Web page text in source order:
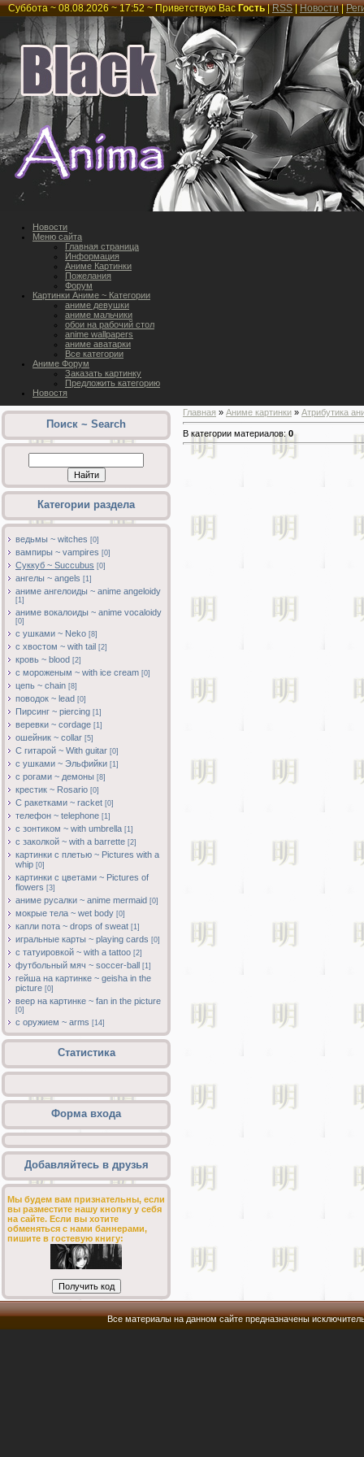
Суббота ~ 08.08.2026 ~ 17:52 ~Приветствую Вас Гость|RSS|Новости|
Новости
Меню сайта
Главная страница
Информация
Аниме Картинки
Пожелания
Форум
Картинки Аниме ~ Категории
аниме девушки
аниме мальчики
обои на рабочий стол
anime wallpapers
аниме аватарки
Все категории
Аниме Форум
Заказать картинку
Предложить категорию
Новостя
Поиск ~ Search
Категории раздела
ведьмы ~ witches [0]
вампиры ~ vampires [0]
Суккуб ~ Succubus [0]
ангелы ~ angels [1]
аниме ангелоиды ~ anime angeloidy
[1]
аниме вокалоиды ~ anime vocaloidy
[0]
с ушками ~ Neko [8]
с хвостом ~ with tail [2]
кровь ~ blood [2]
с мороженым ~ with ice cream [0]
цепь ~ chain [8]
поводок ~ lead [0]
Пирсинг ~ piercing [1]
веревки ~ cordage [1]
ошейник ~ collar [5]
С гитарой ~ With guitar [0]
с ушками ~ Эльфийки [1]
с рогами ~ демоны [8]
крестик ~ Rosario [0]
С ракетками ~ racket [0]
телефон ~ telephone [1]
с зонтиком ~ with umbrella [1]
с заколкой ~ with a barrette [2]
картинки с плетью ~ Pictures with a
whip [0]
картинки с цветами ~ Pictures of
flowers [3]
аниме русалки ~ anime mermaid [0]
мокрые тела ~ wet body [0]
капли пота ~ drops of sweat [1]
игральные карты ~ playing cards [0]
с татуировкой ~ with a tattoo [2]
футбольный мяч ~ soccer-ball [1]
гейша на картинке ~ geisha in the
picture [0]
веер на картинке ~ fan in the picture
[0]
с оружием ~ arms [14]
Статистика
Форма входа
Добавляйтесь в друзья
Мы будем вам признательны, если
вы разместите нашу кнопку у себя
на сайте. Если вы хотите
обменяться с нами баннерами,
пишите в гостевую книгу:
Главная » Аниме картинки » Атрибутика
В категории материалов:0
Все материалы на данном сайте предназначены